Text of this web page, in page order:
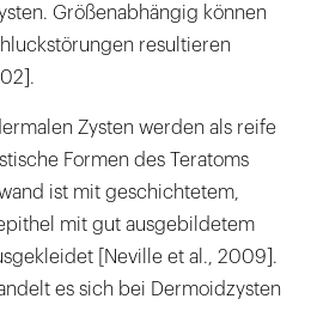
Größenabhängig können
resultieren
Zysten werden als reife
Formen des Teratoms
ist mit geschichtetem,
mit gut ausgebildetem
[Neville et al., 2009].
es sich bei Dermoidzysten